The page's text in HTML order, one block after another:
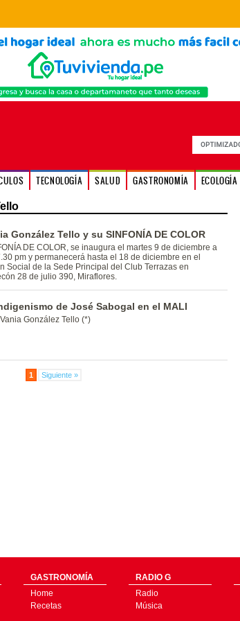
TECNOLOGÍA SALUD GASTRONOMÍA ECOLOGÍA
González Tello y su SINFONÍA DE COLOR
DE COLOR, se inaugura el martes 9 de diciembre a
pm y permanecerá hasta el 18 de diciembre en el
Social de la Sede Principal del Club Terrazas en
28 de julio 390, Miraflores.
de José Sabogal en el MALI
González Tello (*)
1 Siguiente »
GASTRONOMÍA
Home
Recetas
RADIO G
Radio
Música